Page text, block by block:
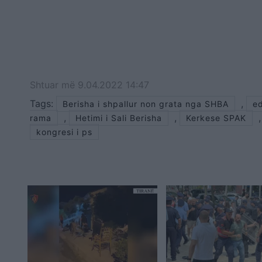
Shtuar më 9.04.2022 14:47
Tags:
Berisha i shpallur non grata nga SHBA ,
rama
, Hetimi i Sali Berisha , Kerkese SPAK ,
kongresi i ps